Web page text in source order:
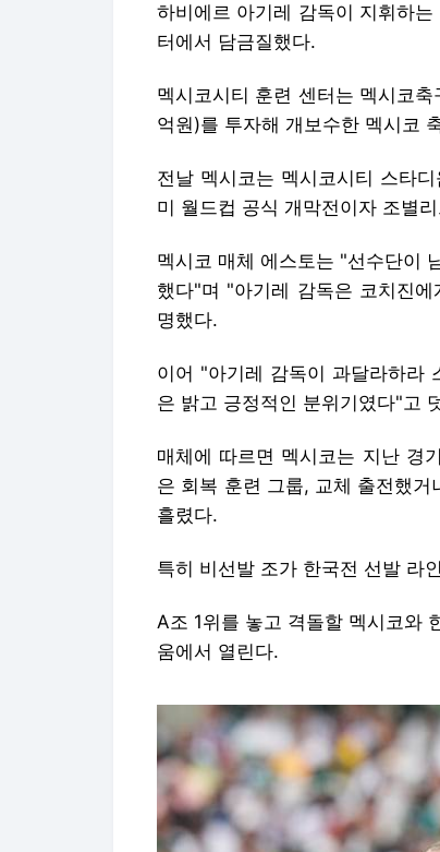
하비에르 아기레 감독이 지휘하
터에서 담금질했다.
멕시코시티 훈련 센터는 멕시코
억원)를 투자해 개보수한 멕시코
전날 멕시코는 멕시코시티 스타
미 월드컵 공식 개막전이자 조별
멕시코 매체 에스토는 "선수단이
했다"며 "아기레 감독은 코치진
명했다.
이어 "아기레 감독이 과달라하라
은 밝고 긍정적인 분위기였다"고
매체에 따르면 멕시코는 지난 경
은 회복 훈련 그룹, 교체 출전했
흘렸다.
특히 비선발 조가 한국전 선발 라
A조 1위를 놓고 격돌할 멕시코와
움에서 열린다.